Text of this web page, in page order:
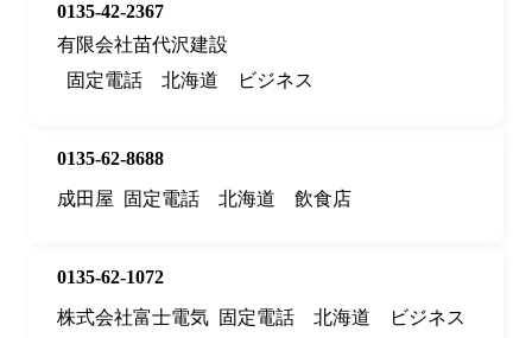
0135-42-2367
有限会社苗代沢建設
固定電話
北海道 ビジネス
0135-62-8688
成田屋
固定電話 北海道 飲食店
0135-62-1072
株式会社富士電気 固定電話 北海道 ビジネス